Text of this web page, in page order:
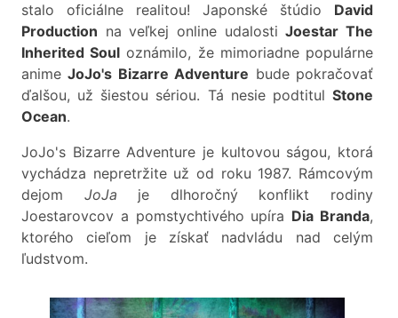
stalo oficiálne realitou! Japonské štúdio David
Production na veľkej online udalostiJoestar The
Inherited Soul oznámilo, že mimoriadne populárne
animeJoJo's Bizarre Adventure bude pokračovať
ďalšou, už šiestou sériou. Tá nesie podtitul Stone
Ocean.
JoJo's Bizarre Adventure je kultovou ságou, ktorá
vychádza nepretržite už od roku 1987. Rámcovým
dejom JoJa je dlhoročný konflikt rodiny
Joestarovcov a pomstychtivého upíra Dia Branda,
ktorého cieľom je získať nadvládu nad celým
ľudstvom.